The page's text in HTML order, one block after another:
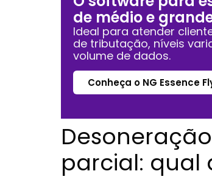
de médio e
Ideal para atender
de tributação, níveis
volume de dados.
Conheça o NG Essence
parcial: qual